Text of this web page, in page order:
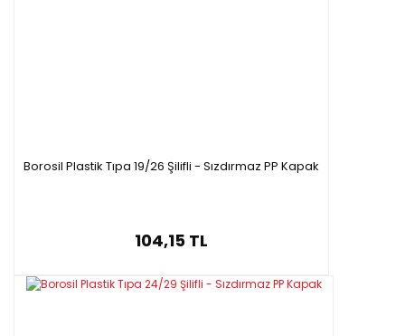
Borosil Plastik Tıpa 19/26 Şilifli - Sızdırmaz PP Kapak
104,15 TL